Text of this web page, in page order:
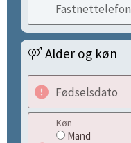
Fastnettelefon
Alder og køn
Fødselsdato
Køn
Mand